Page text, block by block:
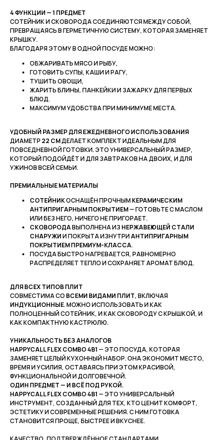
4 ФУНКЦИИ — 1 ПРЕДМЕТ
СОТЕЙНИК И СКОВОРОДА СОЕДИНЯЮТСЯ МЕЖДУ СОБОЙ,
ПРЕВРАЩАЯСЬ В ГЕРМЕТИЧНУЮ СИСТЕМУ, КОТОРАЯ ЗАМЕНЯЕТ
КРЫШКУ.
БЛАГОДАРЯ ЭТОМУ В ОДНОЙ ПОСУДЕ МОЖНО:
ОБЖАРИВАТЬ МЯСО И РЫБУ,
ГОТОВИТЬ СУПЫ, КАШИ И РАГУ,
ТУШИТЬ ОВОЩИ,
ЖАРИТЬ БЛИНЫ, ПАНКЕЙКИ И ЗАЖАРКУ ДЛЯ ПЕРВЫХ
БЛЮД.
МАКСИМУМ УДОБСТВА ПРИ МИНИМУМЕ МЕСТА.
УДОБНЫЙ РАЗМЕР ДЛЯ ЕЖЕДНЕВНОГО ИСПОЛЬЗОВАНИЯ
ДИАМЕТР 22 СМДЕЛАЕТ КОМПЛЕКТ ИДЕАЛЬНЫМ ДЛЯ
ПОВСЕДНЕВНОЙ ГОТОВКИ. ЭТО УНИВЕРСАЛЬНЫЙ РАЗМЕР,
КОТОРЫЙ ПОДОЙДЁТ И ДЛЯ ЗАВТРАКОВ НА ДВОИХ, И ДЛЯ
УЖИНОВ ВСЕЙ СЕМЬИ.
ПРЕМИАЛЬНЫЕ МАТЕРИАЛЫ
СОТЕЙНИКОСНАЩЁН ПРОЧНЫМ КЕРАМИЧЕСКИМ
АНТИПРИГАРНЫМ ПОКРЫТИЕМ— ГОТОВЬТЕ С МАСЛОМ
ИЛИ БЕЗ НЕГО, НИЧЕГО НЕ ПРИГОРАЕТ.
СКОВОРОДАВЫПОЛНЕНА ИЗ НЕРЖАВЕЮЩЕЙ СТАЛИ
СНАРУЖИИ ПОКРЫТА ИЗНУТРИАНТИПРИГАРНЫМ
ПОКРЫТИЕМ ПРЕМИУМ-КЛАССА.
ПОСУДА БЫСТРО НАГРЕВАЕТСЯ, РАВНОМЕРНО
РАСПРЕДЕЛЯЕТ ТЕПЛО И СОХРАНЯЕТ АРОМАТ БЛЮД.
ДЛЯ ВСЕХ ТИПОВ ПЛИТ
СОВМЕСТИМА СО ВСЕМИ ВИДАМИ ПЛИТ, ВКЛЮЧАЯ
ИНДУКЦИОННЫЕ. МОЖНО ИСПОЛЬЗОВАТЬ И КАК
ПОЛНОЦЕННЫЙ СОТЕЙНИК, И КАК СКОВОРОДУ С КРЫШКОЙ, И
КАК КОМПАКТНУЮ КАСТРЮЛЮ.
УНИКАЛЬНОСТЬ БЕЗ АНАЛОГОВ
HAPPYCALL FLEX COMBO 4В1 — ЭТО ПОСУДА, КОТОРАЯ
ЗАМЕНЯЕТ ЦЕЛЫЙ КУХОННЫЙ НАБОР. ОНА ЭКОНОМИТ МЕСТО,
ВРЕМЯ И УСИЛИЯ, ОСТАВАЯСЬ ПРИ ЭТОМ КРАСИВОЙ,
ФУНКЦИОНАЛЬНОЙ И ДОЛГОВЕЧНОЙ.
ОДИН ПРЕДМЕТ — И ВСЁ ПОД РУКОЙ.
HAPPYCALL FLEX COMBO 4В1 — ЭТО УНИВЕРСАЛЬНЫЙ
ИНСТРУМЕНТ, СОЗДАННЫЙ ДЛЯ ТЕХ, КТО ЦЕНИТ КОМФОРТ,
ЭСТЕТИКУ И СОВРЕМЕННЫЕ РЕШЕНИЯ. С НИМ ГОТОВКА
СТАНОВИТСЯ ПРОЩЕ, БЫСТРЕЕ И ВКУСНЕЕ.